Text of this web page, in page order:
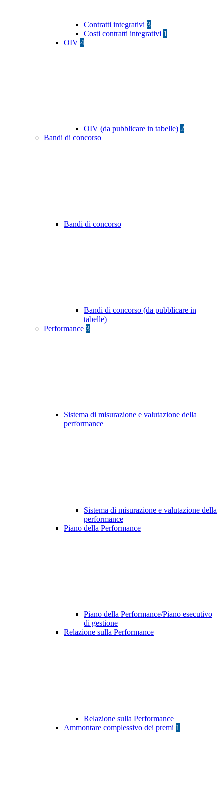
Contratti integrativi 3
Costi contratti integrativi 1
OIV 4
OIV (da pubblicare in tabelle) 2
Bandi di concorso
Bandi di concorso
Bandi di concorso (da pubblicare in
tabelle)
Performance 3
Sistema di misurazione e valutazione della
performance
Sistema di misurazione e valutazione della
performance
Piano della Performance
Piano della Performance/Piano esecutivo
di gestione
Relazione sulla Performance
Relazione sulla Performance
Ammontare complessivo dei premi 1